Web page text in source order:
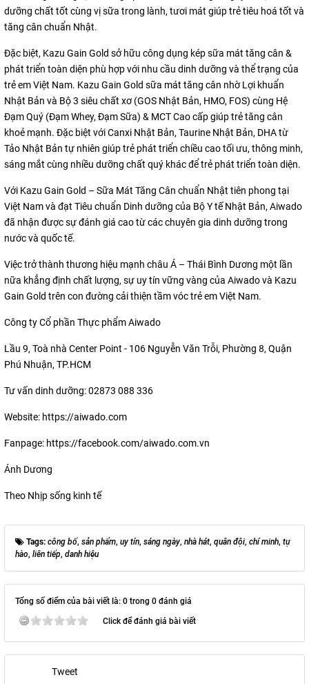
dưỡng chất tốt cùng vị sữa trong lành, tươi mát giúp trẻ tiêu hoá tốt và
tăng cân chuẩn Nhật.
Đặc biệt, Kazu Gain Gold sở hữu công dụng kép sữa mát tăng cân &
phát triển toàn diện phù hợp với nhu cầu dinh dưỡng và thể trạng của
trẻ em Việt Nam. Kazu Gain Gold sữa mát tăng cân nhờ Lợi khuẩn
Nhật Bản và Bộ 3 siêu chất xơ (GOS Nhật Bản, HMO, FOS) cùng Hệ
Đạm Quý (Đạm Whey, Đạm Sữa) & MCT Cao cấp giúp trẻ tăng cân
khoẻ mạnh. Đặc biệt với Canxi Nhật Bản, Taurine Nhật Bản, DHA từ
Tảo Nhật Bản tự nhiên giúp trẻ phát triển chiều cao tối ưu, thông minh,
sáng mắt cùng nhiều dưỡng chất quý khác để trẻ phát triển toàn diện.
Với Kazu Gain Gold – Sữa Mát Tăng Cân chuẩn Nhật tiên phong tại
Việt Nam và đạt Tiêu chuẩn Dinh dưỡng của Bộ Y tế Nhật Bản, Aiwado
đã nhận được sự đánh giá cao từ các chuyên gia dinh dưỡng trong
nước và quốc tế.
Việc trở thành thương hiệu mạnh châu Á – Thái Bình Dương một lần
nữa khẳng định chất lượng, sự uy tín vững vàng của Aiwado và Kazu
Gain Gold trên con đường cải thiện tầm vóc trẻ em Việt Nam.
Công ty Cổ phần Thực phẩm Aiwado
Lầu 9, Toà nhà Center Point - 106 Nguyễn Văn Trỗi, Phường 8, Quận
Phú Nhuận, TP.HCM
Tư vấn dinh dưỡng: 02873 088 336
Website: https://aiwado.com
Fanpage: https://facebook.com/aiwado.com.vn
Ánh Dương
Theo Nhịp sống kinh tế
Tags: công bố, sản phẩm, uy tín, sáng ngày, nhà hát, quân đội, chí minh, tự
hào, liên tiếp, danh hiệu
Tổng số điểm của bài viết là: 0 trong 0 đánh giá
Click để đánh giá bài viết
Tweet